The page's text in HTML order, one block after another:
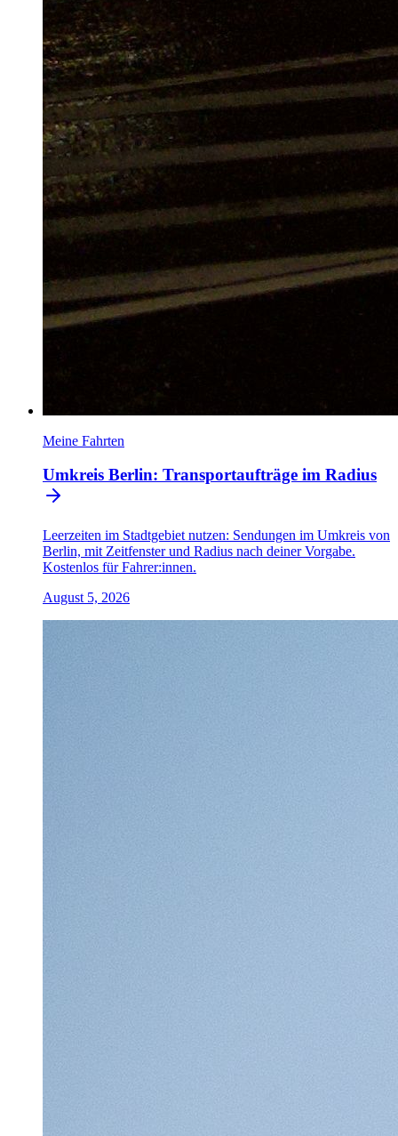
Meine Fahrten
Umkreis Berlin: Transportaufträge im Radius
Leerzeiten im Stadtgebiet nutzen: Sendungen im Umkreis von
Berlin, mit Zeitfenster und Radius nach deiner Vorgabe.
Kostenlos für Fahrer:innen.
August 5, 2026